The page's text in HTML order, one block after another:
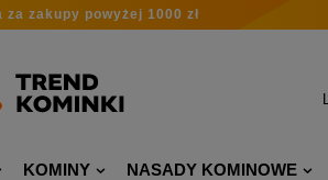
za zakupy powyżej 1000 zł
KOMINY NASADY KOMINOWE